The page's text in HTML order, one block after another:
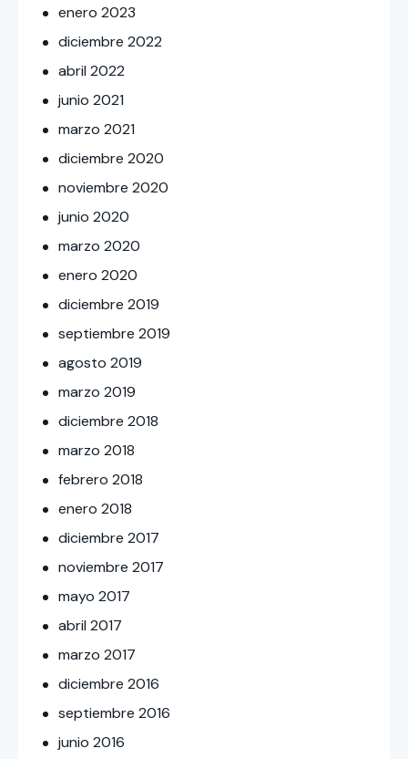
enero2023
diciembre2022
abril2022
junio2021
marzo2021
diciembre2020
noviembre2020
junio2020
marzo2020
enero2020
diciembre2019
septiembre2019
agosto2019
marzo2019
diciembre2018
marzo2018
febrero2018
enero2018
diciembre2017
noviembre2017
mayo2017
abril2017
marzo2017
diciembre2016
septiembre2016
junio2016